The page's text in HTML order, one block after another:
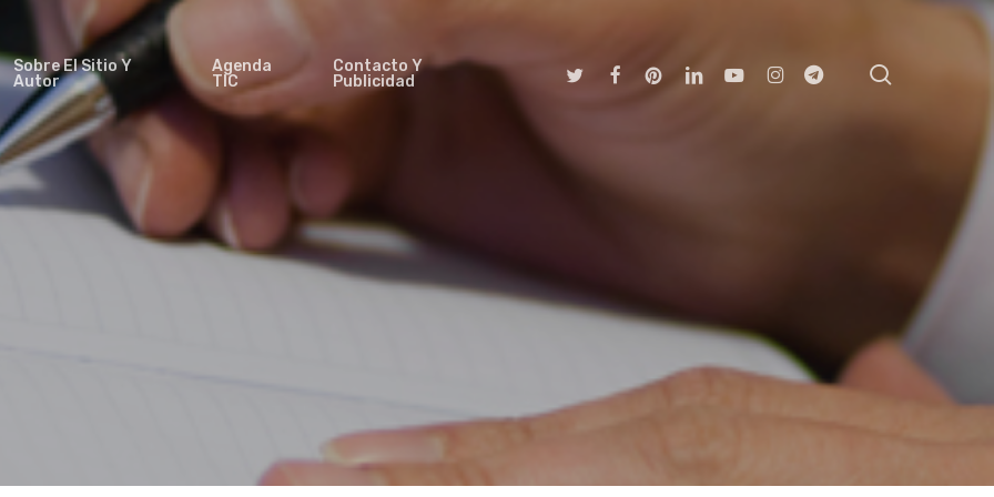
Sobre El Sitio Y
Autor
Agenda
TIC
Contacto Y
Publicidad
TwitterFacebookPinterestLinkedinYoutubeInstagramTelegram